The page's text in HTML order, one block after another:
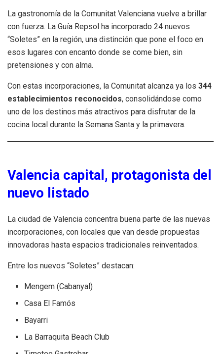
La gastronomía de la Comunitat Valenciana vuelve a brillar
con fuerza. La Guía Repsol ha incorporado 24 nuevos
“Soletes” en la región, una distinción que pone el foco en
esos lugares con encanto donde se come bien, sin
pretensiones y con alma.
Con estas incorporaciones, la Comunitat alcanza ya los 344
establecimientos reconocidos, consolidándose como
uno de los destinos más atractivos para disfrutar de la
cocina local durante la Semana Santa y la primavera.
Valencia capital, protagonista del
nuevo listado
La ciudad de Valencia concentra buena parte de las nuevas
incorporaciones, con locales que van desde propuestas
innovadoras hasta espacios tradicionales reinventados.
Entre los nuevos “Soletes” destacan:
Mengem (Cabanyal)
Casa El Famós
Bayarri
La Barraquita Beach Club